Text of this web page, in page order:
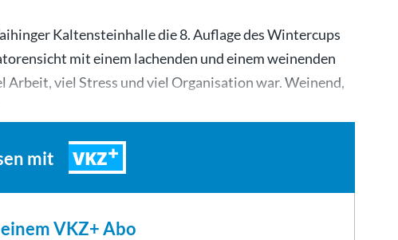
Kaltensteinhalle die 8. Auflage des Wintercups
mit einem lachenden und einem weinenden
Arbeit, viel Stress und viel Organisation war. Weinend,
mit VKZ
VKZ+ Abo